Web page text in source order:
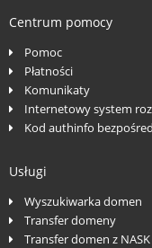
Centrum pomocy
Pomoc
Płatności
Komunikaty
Internetowy system
Kod authinfo
Usługi
Wyszukiwarka domen
Transfer domeny
Transfer domen z NASK